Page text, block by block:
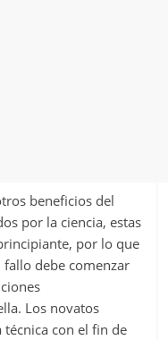
beneficios del
por la ciencia, estas
por lo que
debe comenzar
Los novatos
técnica con el fin de